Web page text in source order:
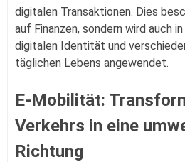
digitalen Transaktionen. Dies
auf Finanzen, sondern wird auch
digitalen Identität und
täglichen Lebens angewendet.
E-Mobilität:
Verkehrs in eine
Richtung